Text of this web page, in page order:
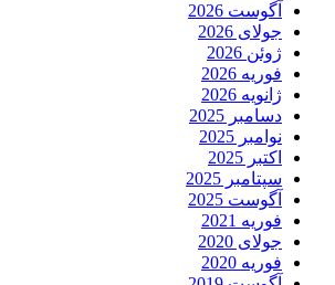
آگوست 2026
جولای 2026
ژوئن 2026
فوریه 2026
ژانویه 2026
دسامبر 2025
نوامبر 2025
اکتبر 2025
سپتامبر 2025
آگوست 2025
فوریه 2021
جولای 2020
فوریه 2020